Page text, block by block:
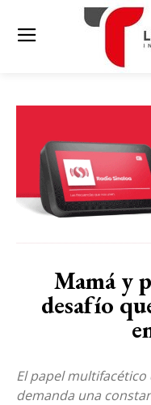
Mamá y
desafío
El papel
demanda una